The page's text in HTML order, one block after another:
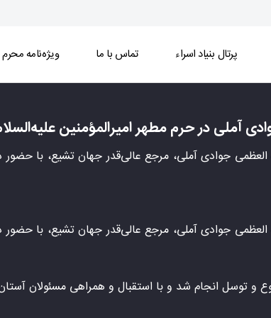
پرتال بنیاد اسراء تماس با ما ویژه‌نامه محرم
آملی در حرم مطهر امیرالمؤمنین
العظمی جوادی آملی، مرجع عالی‌قدر جهان تشیع، با
العظمی جوادی آملی، مرجع عالی‌قدر جهان تشیع، با
توسل انجام شد و با استقبال و همراهی مسئولان